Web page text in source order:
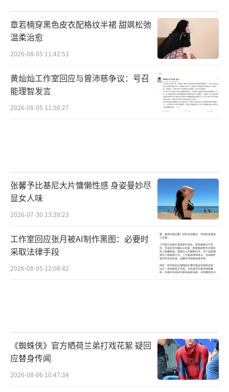
演，父亲退居幕后但还要处理公司事务，她自
己创业直播，妈妈马丽娟则专心在家带孩子。
除非父亲开会叫她，否则平时各忙各的。
透露自己还是会两边跑，继续做直播带货，还
要带着公司艺人拍短剧，行程排得很满。直播
对她来说，始终是一个挣钱的工具。她曾直
如今，站在北京新公司的办公室里，球球
的身份不再是“赵本山女儿”或“网红球
球”，而是“璟玺东曜集团”的老板娘。那个
曾经被朋友骂作“网络乞丐”、不好意思告诉
别人自己在做直播的女孩，用了十年时间，把
踩在脚下的“面子”，变成了实实在在握在手
里的东西。（责任编辑：0882）
章若楠穿黑色皮衣配格纹半裙 甜飒松弛
温柔治愈
2026-08-05 11:42:53
黄灿灿工作室回应与曾沛慈争议：号召
能理智发言
2026-08-05 11:56:27
张馨予比基尼大片慵懒性感 身姿曼妙尽
显女人味
2026-07-30 13:39:23
工作室回应张月被AI制作黑图：必要时
采取法律手段
2026-08-05 12:00:42
《蜘蛛侠》官方晒荷兰弟打戏花絮 疑回
应替身传闻
2026-08-06 10:47:34